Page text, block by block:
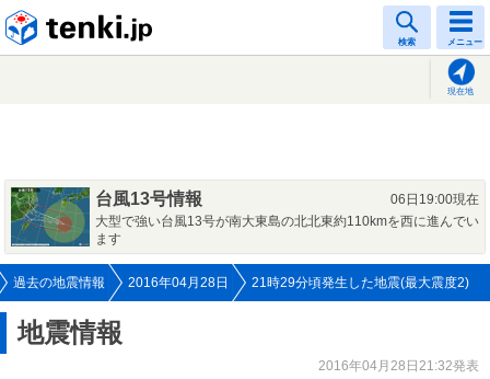
検索 メニュー
現在地
台風13号情報
06日19:00現在
大型で強い台風13号が南大東島の北北東約110kmを西に進んでい
ます
過去の地震情報 2016年04月28日 21時29分頃発生した地震(最大震度2)
地震情報
2016年04月28日21:32発表